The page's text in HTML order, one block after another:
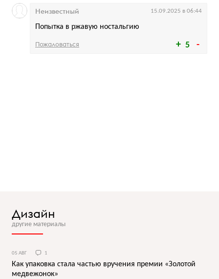
5
Попытка в ржавую ностальгию
Неизвестный 15.09.2025 в 06:44
Пожаловаться
Дизайн
другие материалы
05 АВГ 1
Как упаковка стала частью вручения премии «Золотой
медвежонок»